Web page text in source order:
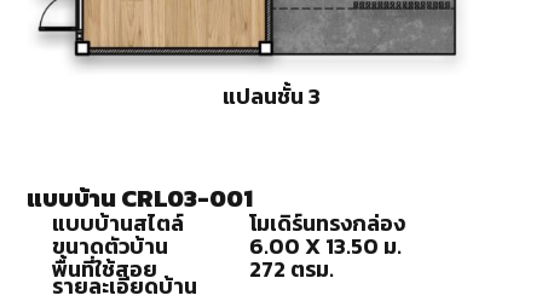
แปลนชั้น 3
แบบบ้าน CRL03-001
แบบบ้านสไตล์ โมเดิร์นทรงกล่อง
ขนาดตัวบ้าน 6.00 X 13.50 ม.
พื้นที่ใช้สอย 272 ตรม.
รายละเอียดบ้าน